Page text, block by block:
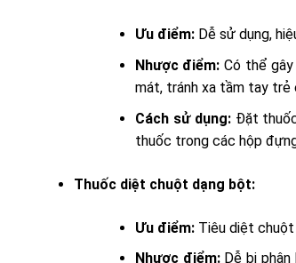
Ưu điểm:Dễ sử dụng,
Nhược điểm: Có thể
mát, tránh xa tầm tay trẻ
Cách sử dụng:Đặt thuốc
thuốc trong các hộp
Thuốc diệt chuột dạng bột:
Ưu điểm:Tiêu diệt chuột
Nhược điểm:Dễ bị phân